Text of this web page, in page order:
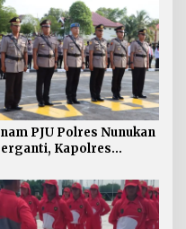
PJU Polres Nunukan
Kapolres